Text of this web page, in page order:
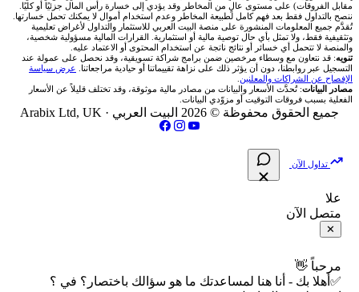
اكس تي بي XTB
انتراكتيف بروكرز IBKR
شركات تداول في الأردن
شركات تداول في العراق
شركات تداول في فلسطين
🇶🇦 بورصة قطر
🇯🇴 بورصة عمّان
🇧🇭 بورصة البحرين
فلتر الأسهم الشرعي
📋 جميع الأسهم
💰 حاسبة ربح الفوركس
📌 حاسبة النقاط المحورية
📏 حاسبة حجم المركز
📈 حاسبة عائد التداول
📊 حاسبة الربح التراكمي
🧮 حاسبة متوسط سعر السهم
🥇 أسعار الذهب والمعادن
💱 أسعار العملات والفوركس
💵 سعر الريال السعودي في مصر
📅 المؤشرات الاقتصادية
تواصل معنا
فريق المؤلفين
مقالات تعليمية
سياسة تقييم الشركات
الإبلاغ عن شركة نصابة
شروط الاستخدام
مقابل الفروقات) على مستوى عالٍ من المخاطر وقد يؤدي إلى خسارة رأس المال جزئيًا أو كليًا.
ننصح بالتداول فقط بعد فهم كامل لطبيعة المخاطر وعدم استخدام أموال لا يمكنك تحمل خسارتها.
تُقدَّم جميع المعلومات المنشورة على منصة البيت العربي للاستثمار والتداول لأغراض تعليمية
وتثقيفية فقط، ولا تمثل بأي حال توصية مالية أو استثمارية. القرارات المالية مسؤولية شخصية،
والمنصة لا تتحمل أي خسائر أو نتائج ناتجة عن استخدام المحتوى أو الاعتماد عليه.
تنويه: قد نتعاون مع وسطاء مرخصين ضمن برامج شراكة تسويقية، وقد نحصل على عمولة عند
التسجيل عبر روابطنا، دون أن يؤثر ذلك على نزاهة تقييماتنا أو حيادية مراجعاتنا. عرض سياسة
الإفصاح عن الشراكات والمعلنين
مصادر البيانات: تُحدَّث الأسعار والبيانات من مصادر مالية موثوقة، وقد تختلف قليلاً عن الأسعار
الفعلية بسبب فروقات التوقيت أو مزوّدي البيانات.
جميع الحقوق محفوظة © 2026 البيت العربي · Arabix Ltd, UK
تداول الآن
علا
متصل الآن
✕
مرحباً 👋
✅أهلا بك - أنا هنا لمساعدتك ما هو سؤالك باختصار؟ في ؟